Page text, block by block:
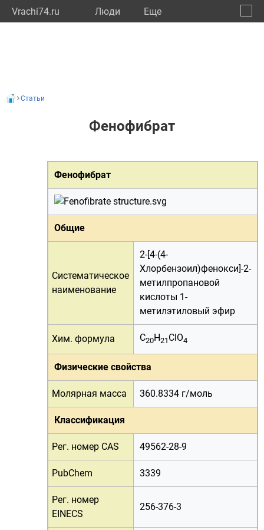
Vrachi74.ru Люди Eще
Статьи
Фенофибрат
Фенофибрат
Общие
Систематическое
наименование
2-[4-(4-
Хлорбензоил)фенокси]-2-
метилпропановой
кислоты 1-
метилэтиловый эфир
Хим. формула C20H21 ClO4
Физические свойства
Молярная масса 360.8334 г/моль
Классификация
Рег. номер CAS 49562-28-9
PubChem 3339
Рег. номер
EINECS
256-376-3